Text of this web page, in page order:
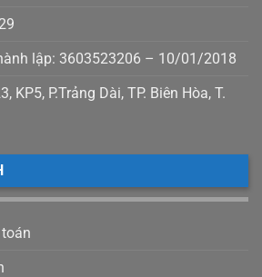
lập: 3603523206 – 10/01/2018
KP5, P.Trảng Dài, TP. Biên Hòa, T.